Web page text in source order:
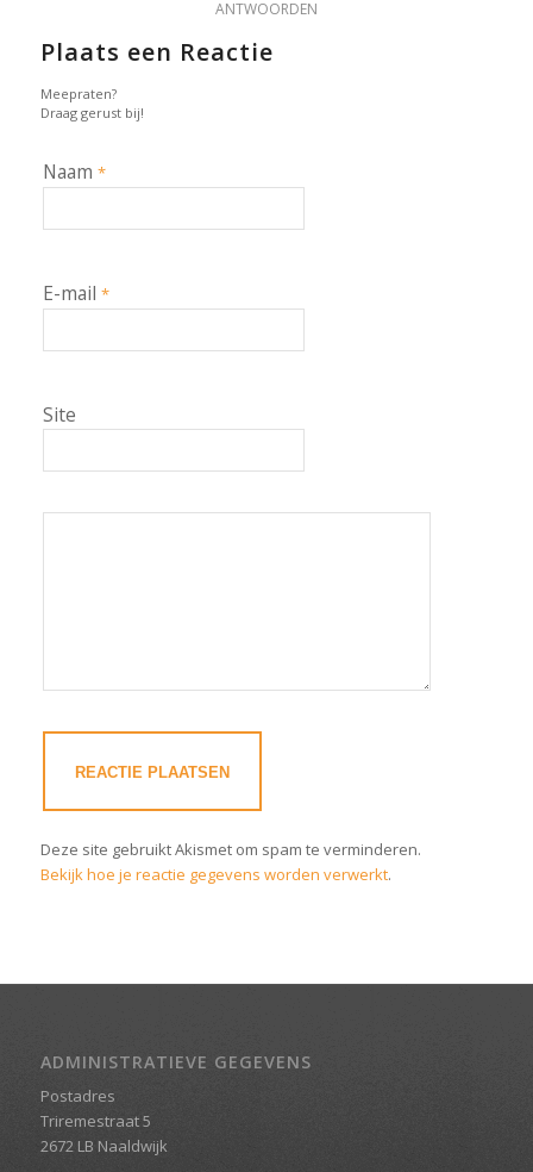
ANTWOORDEN
Plaats een Reactie
Meepraten?
Draag gerust bij!
Naam *
E-mail *
Site
Deze site gebruikt Akismet om spam te verminderen.
Bekijk hoe je reactie gegevens worden verwerkt.
ADMINISTRATIEVE GEGEVENS
Postadres
Triremestraat 5
2672 LB Naaldwijk